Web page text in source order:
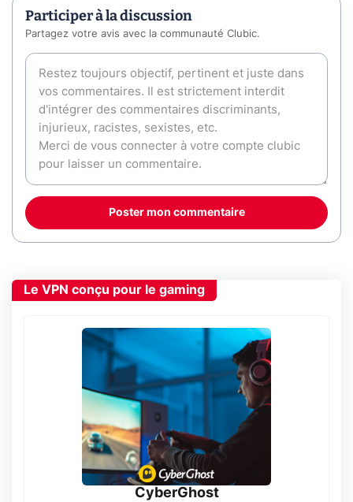
Participer à la discussion
Partagez votre avis avec la communauté Clubic.
Poster mon commentaire
Le VPN conçu pour le gaming
CyberGhost